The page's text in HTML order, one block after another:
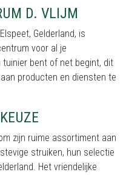
D. VLIJM
Gelderland, is
voor al je
bent of net begint, dit
producten en diensten te
zijn ruime assortiment aan
struiken, hun selectie
Het vriendelijke